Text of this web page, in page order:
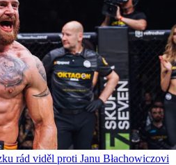
rád viděl proti Janu Błachowiczovi